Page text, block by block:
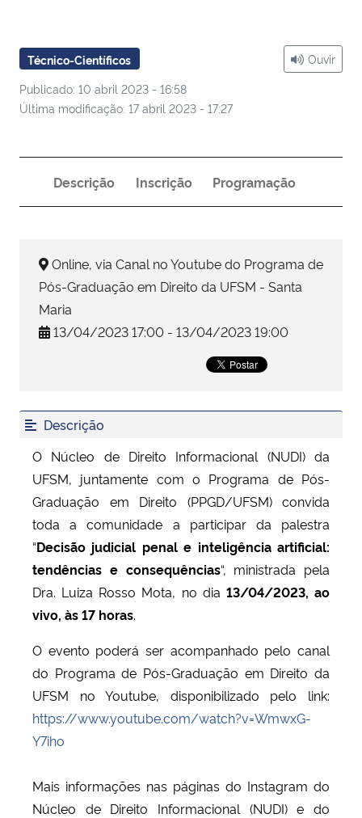
Ministério do Turismo
Ministério do Desenvolvimento Regional
Ministério da Mulher, da Família e dos Direitos Humanos
Secretaria de Governo
Gabinete de Segurança Institucional
Planalto
Técnico-Científicos
Publicado: 10 abril 2023 - 16:58
Última modificação: 17 abril 2023 - 17:27
Ouvir
Descrição Inscrição Programação
Online, via Canal no Youtube do Programa de
Pós-Graduação em Direito da UFSM - Santa
Maria
13/04/2023 17:00 - 13/04/2023 19:00
Descrição
O Núcleo de Direito Informacional (NUDI) da
UFSM, juntamente com o Programa de Pós-
Graduação em Direito (PPGD/UFSM) convida
toda a comunidade a participar da palestra
“Decisão judicial penal e inteligência artificial:
tendências e consequências“, ministrada pela
Dra. Luiza Rosso Mota, no dia 13/04/2023, ao
vivo, às 17 horas.
O evento poderá ser acompanhado pelo canal
do Programa de Pós-Graduação em Direito da
UFSM no Youtube, disponibilizado pelo link:
https://www.youtube.com/watch?v=WmwxG-
Y7iho
Mais informações nas páginas do Instagram do
Núcleo de Direito Informacional (NUDI) e do